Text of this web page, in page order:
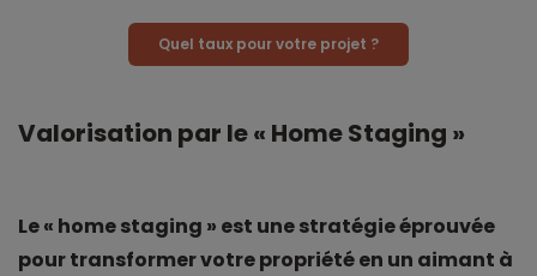
Quel taux pour votre projet ?
Valorisation par le « Home Staging »
Le « home staging » est une stratégie éprouvée
pour transformer votre propriété en un aimant à